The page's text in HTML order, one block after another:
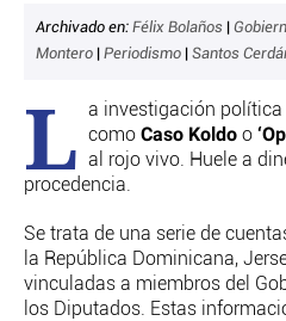
ESCAPARATE
LA SEGUNDA DOSIS
DIRECTORIOS
LO ÚLTIMO
VÍDEOS
TEMAS
PERSONAJES
Archivado en: Félix Bolaños
Montero
Periodismo Santos
L
a investigación
comoCaso Koldo o
al rojo vivo. Huele a
procedencia.
Se trata de una serie de
la República Dominicana,
vinculadas a miembros del
los Diputados. Estas